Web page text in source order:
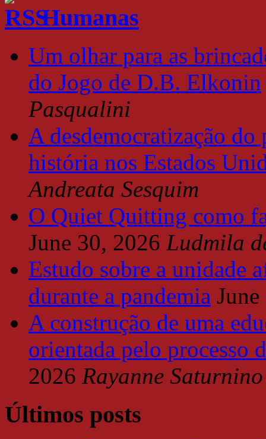
Humanas
Um olhar para as
do Jogo de D.B. Elkonin
Pasqualini
A desdemocratização do
história nos Estados
Andreata Sesquim
O Quiet Quitting como
June 30, 2026 Ludmila
Estudo sobre a unidade
durante a pandemia
A construção de uma
orientada pelo processo
2026 Rayanne
Últimos posts